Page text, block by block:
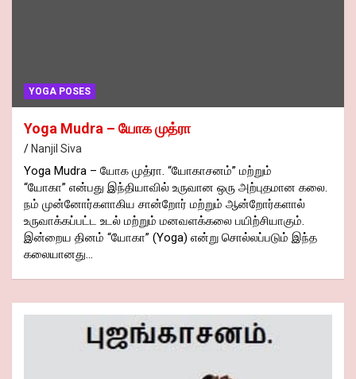
YOGA POSES
Yoga Mudra – யோக முத்ரா
Nanjil Siva
Yoga Mudra – யோக முத்ரா. “யோகாசனம்” மற்றும்
“யோகா” என்பது இந்தியாவில் உருவான ஒரு அற்புதமான கலை.
நம் முன்னோர்களாகிய சான்றோர் மற்றும் ஆன்றோர்களால்
உருவாக்கப்பட்ட உடல் மற்றும் மனவளக்கலை பயிற்சியாகும்.
இன்றைய தினம் “யோகா” (Yoga) என்று சொல்லப்படும் இந்த
கலையானது…